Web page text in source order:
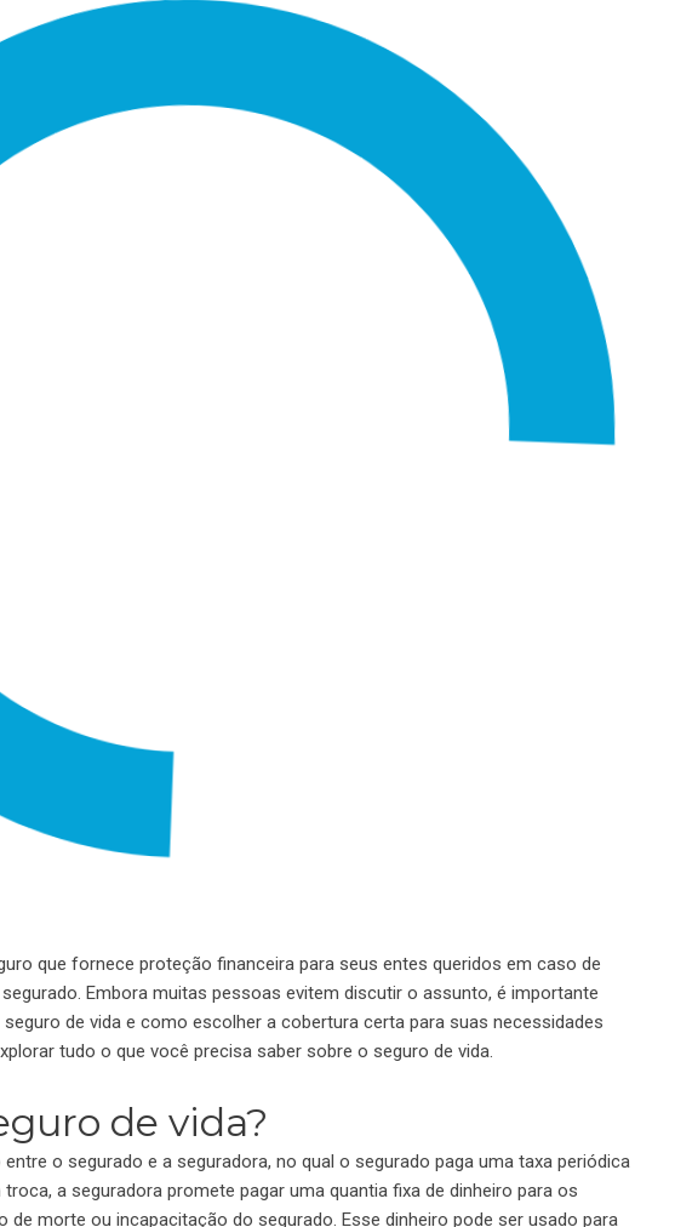
que fornece proteção financeira para seus entes queridos em caso de
Embora muitas pessoas evitem discutir o assunto, é importante
de vida e como escolher a cobertura certa para suas necessidades
tudo o que você precisa saber sobre o seguro de vida.
de vida?
o segurado e a seguradora, no qual o segurado paga uma taxa periódica
a seguradora promete pagar uma quantia fixa de dinheiro para os
de morte ou incapacitação do segurado. Esse dinheiro pode ser usado para